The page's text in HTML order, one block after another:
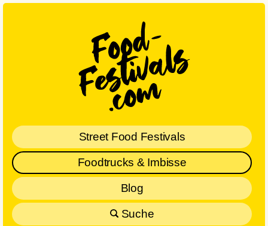
Street Food Festivals
Foodtrucks & Imbisse
Blog
Suche